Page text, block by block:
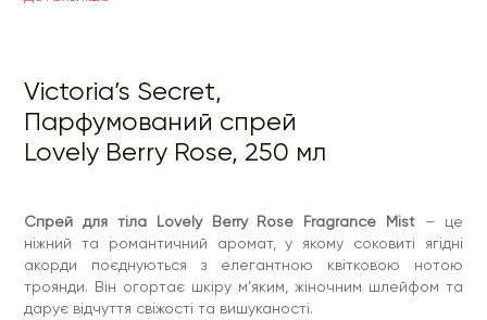
Ідеально підходить для будь-якої пори року
Об’єм: 250 мл
Victoria’s Secret,
Парфумований спрей
Lovely Berry Rose, 250 мл
Спрей для тіла Lovely Berry Rose Fragrance Mist – це
ніжний та романтичний аромат, у якому соковиті ягідні
акорди поєднуються з елегантною квітковою нотою
троянди. Він огортає шкіру м’яким, жіночним шлейфом та
дарує відчуття свіжості та вишуканості.